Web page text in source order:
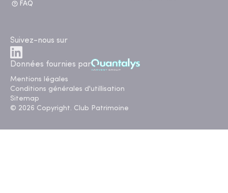
FAQ
Suivez-nous sur
Données fournies par
Mentions légales
Conditions générales d'utillisation
Sitemap
© 2026 Copyright. Club Patrimoine